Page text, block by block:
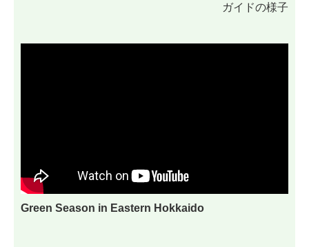
ガイドの様子
Green Season in Eastern Hokkaido